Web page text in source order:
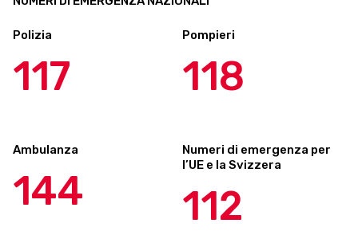
Polizia
117
Pompieri
118
Ambulanza
144
Numeri di emergenza per
l’UE e la Svizzera
112